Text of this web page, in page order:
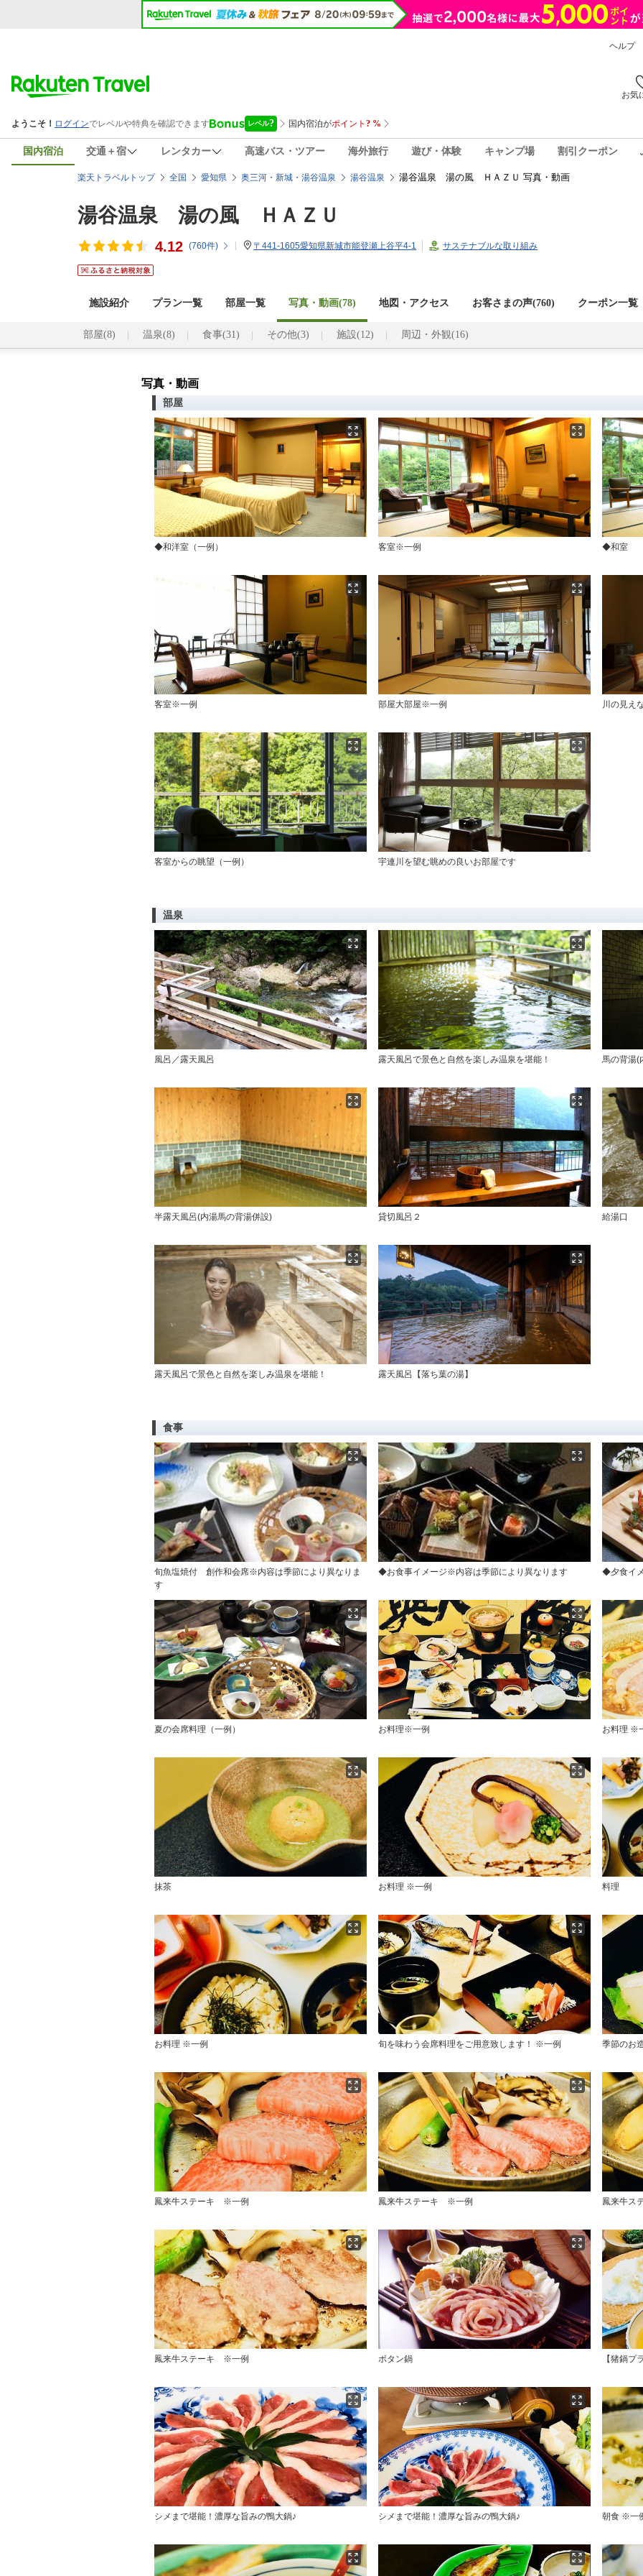
ヘルプ
お気
国内宿泊 交通＋宿 レンタカー 高速バス・ツアー 海外旅行 遊び・体験 キャンプ場 割引クーポン
楽天トラベルトップ 全国 愛知県 奥三河・新城・湯谷温泉 湯谷温泉 湯谷温泉 湯の風 ＨＡＺＵ 写真・動画
湯谷温泉 湯の風 ＨＡＺＵ
4.12 (760件) 〒441-1605愛知県新城市能登瀬上谷平4-1 サステナブルな取り組み
施設紹介 プラン一覧 部屋一覧 写真・動画(78) 地図・アクセス お客さまの声(760) クーポン一覧
部屋(8) 温泉(8) 食事(31) その他(3) 施設(12) 周辺・外観(16)
写真・動画
部屋
◆和洋室（一例） 客室※一例 ◆和室
客室※一例 部屋大部屋※一例 川の見え
客室からの眺望（一例） 宇連川を望む眺めの良いお部屋です
温泉
風呂／露天風呂 露天風呂で景色と自然を楽しみ温泉を堪能！ 馬の背湯(
半露天風呂(内湯馬の背湯併設) 貸切風呂２ 給湯口
露天風呂で景色と自然を楽しみ温泉を堪能！ 露天風呂【落ち葉の湯】
食事
旬魚塩焼付 創作和会席※内容は季節により異なりま
す
◆お食事イメージ※内容は季節により異なります ◆夕食イ
夏の会席料理（一例） お料理※一例 お料理 ※
抹茶 お料理 ※一例 料理
お料理 ※一例 旬を味わう会席料理をご用意致します！ ※一例 季節のお
鳳来牛ステーキ ※一例 鳳来牛ステーキ ※一例 鳳来牛
鳳来牛ステーキ ※一例 ボタン鍋 【猪鍋プ
シメまで堪能！濃厚な旨みの鴨大鍋♪ シメまで堪能！濃厚な旨みの鴨大鍋♪ 朝食 ※一